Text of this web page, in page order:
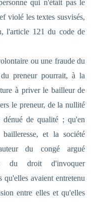
qui n'était pas le
violé les textes susvisés,
l'article 121 du code de
ou une fraude du
preneur pourrait, à la
à priver le bailleur de
le preneur, de la nullité
de qualité ; qu'en
et la société
du congé argué
du droit d'invoquer
avaient entretenu
entre elles et qu'elles